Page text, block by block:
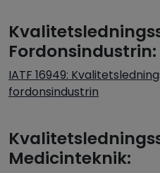
Fordonsindustrin:
IATF 16949:
fordonsindustrin
Medicinteknik: